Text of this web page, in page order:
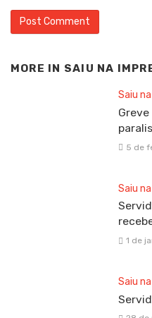
MORE IN SAIU NA
Saiu
5 de
Saiu
1 de
Saiu